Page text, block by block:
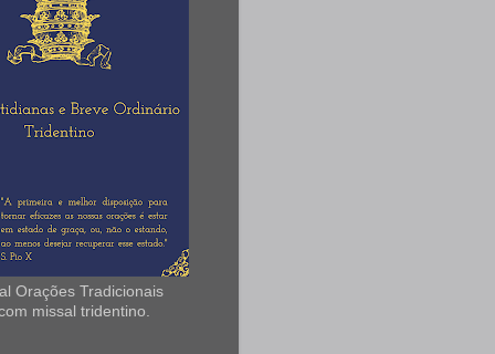
Orações Tradicionais
missal tridentino.